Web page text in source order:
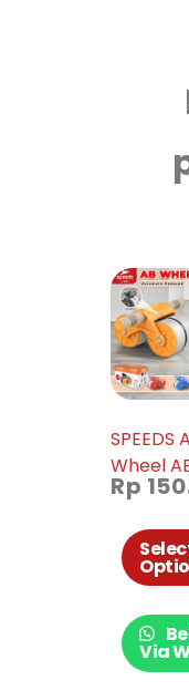
SPEEDS
Wheel
Roller
Double
Roda
Rp
Via